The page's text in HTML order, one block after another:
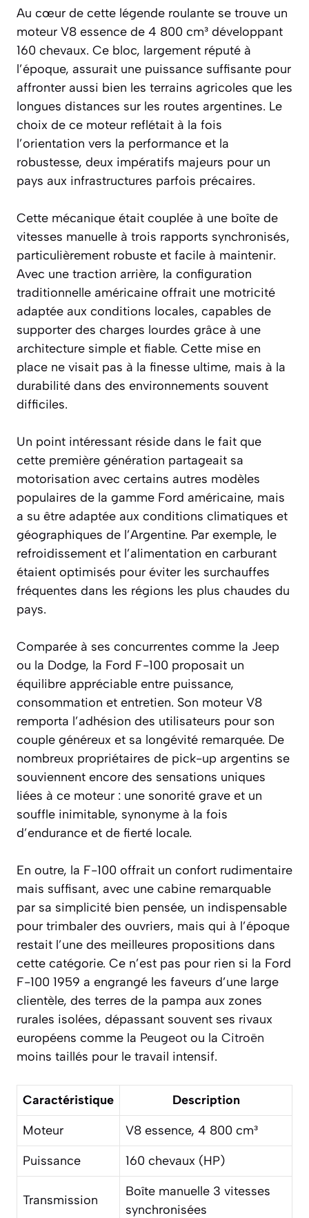
Au cœur de cette légende roulante se trouve un
moteur V8 essence de 4 800 cm³ développant
160 chevaux. Ce bloc, largement réputé à
l’époque, assurait une puissance suffisante pour
affronter aussi bien les terrains agricoles que les
longues distances sur les routes argentines. Le
choix de ce moteur reflétait à la fois
l’orientation vers la performance et la
robustesse, deux impératifs majeurs pour un
pays aux infrastructures parfois précaires.
Cette mécanique était couplée à une boîte de
vitesses manuelle à trois rapports synchronisés,
particulièrement robuste et facile à maintenir.
Avec une traction arrière, la configuration
traditionnelle américaine offrait une motricité
adaptée aux conditions locales, capables de
supporter des charges lourdes grâce à une
architecture simple et fiable. Cette mise en
place ne visait pas à la finesse ultime, mais à la
durabilité dans des environnements souvent
difficiles.
Un point intéressant réside dans le fait que
cette première génération partageait sa
motorisation avec certains autres modèles
populaires de la gamme Ford américaine, mais
a su être adaptée aux conditions climatiques et
géographiques de l’Argentine. Par exemple, le
refroidissement et l’alimentation en carburant
étaient optimisés pour éviter les surchauffes
fréquentes dans les régions les plus chaudes du
pays.
Comparée à ses concurrentes comme la Jeep
ou la Dodge, la Ford F-100 proposait un
équilibre appréciable entre puissance,
consommation et entretien. Son moteur V8
remporta l’adhésion des utilisateurs pour son
couple généreux et sa longévité remarquée. De
nombreux propriétaires de pick-up argentins se
souviennent encore des sensations uniques
liées à ce moteur : une sonorité grave et un
souffle inimitable, synonyme à la fois
d’endurance et de fierté locale.
En outre, la F-100 offrait un confort rudimentaire
mais suffisant, avec une cabine remarquable
par sa simplicité bien pensée, un indispensable
pour trimbaler des ouvriers, mais qui à l’époque
restait l’une des meilleures propositions dans
cette catégorie. Ce n’est pas pour rien si la Ford
F-100 1959 a engrangé les faveurs d’une large
clientèle, des terres de la pampa aux zones
rurales isolées, dépassant souvent ses rivaux
européens comme la Peugeot ou la Citroën
moins taillés pour le travail intensif.
Caractéristique
Description
Moteur
V8 essence, 4 800 cm³
Puissance
160 chevaux (HP)
Transmission
Boîte manuelle 3 vitesses
synchronisées